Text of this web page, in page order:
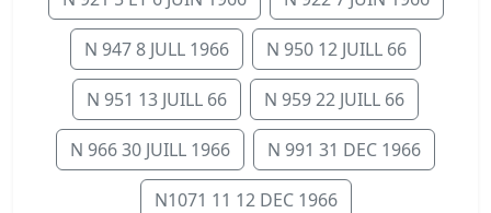
N 947 8 JULL 1966 N 950 12 JUILL 66
N 951 13 JUILL 66 N 959 22 JUILL 66
N 966 30 JUILL 1966 N 991 31 DEC 1966
N1071 11 12 DEC 1966